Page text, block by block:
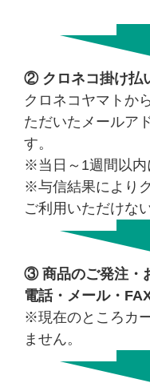
② クロネコ掛け払
クロネコヤマトか
ただいたメールア
す。
※当日～1週間以内
※与信結果により
ご利用いただけな
③ 商品のご発注・
電話・メール・
※現在のところカ
ません。